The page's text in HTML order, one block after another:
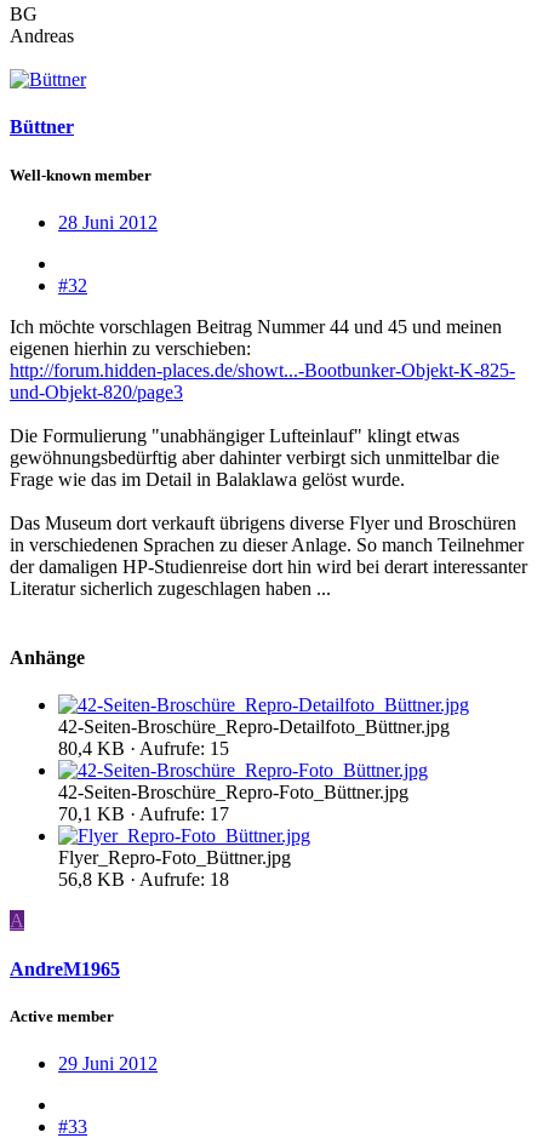
BG
Andreas
Büttner
Well-known member
28 Juni 2012
#32
Ich möchte vorschlagen Beitrag Nummer 44 und 45 und meinen
eigenen hierhin zu verschieben:
http://forum.hidden-places.de/showt...-Bootbunker-Objekt-K-825-
und-Objekt-820/page3
Die Formulierung "unabhängiger Lufteinlauf" klingt etwas
gewöhnungsbedürftig aber dahinter verbirgt sich unmittelbar die
Frage wie das im Detail in Balaklawa gelöst wurde.
Das Museum dort verkauft übrigens diverse Flyer und Broschüren
in verschiedenen Sprachen zu dieser Anlage. So manch Teilnehmer
der damaligen HP-Studienreise dort hin wird bei derart interessanter
Literatur sicherlich zugeschlagen haben ...
Anhänge
42-Seiten-Broschüre_Repro-Detailfoto_Büttner.jpg
80,4 KB · Aufrufe: 15
42-Seiten-Broschüre_Repro-Foto_Büttner.jpg
70,1 KB · Aufrufe: 17
Flyer_Repro-Foto_Büttner.jpg
56,8 KB · Aufrufe: 18
A
AndreM1965
Active member
29 Juni 2012
#33